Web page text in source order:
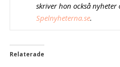
skriver hon också nyheter
Spelnyheterna.se.
Relaterade